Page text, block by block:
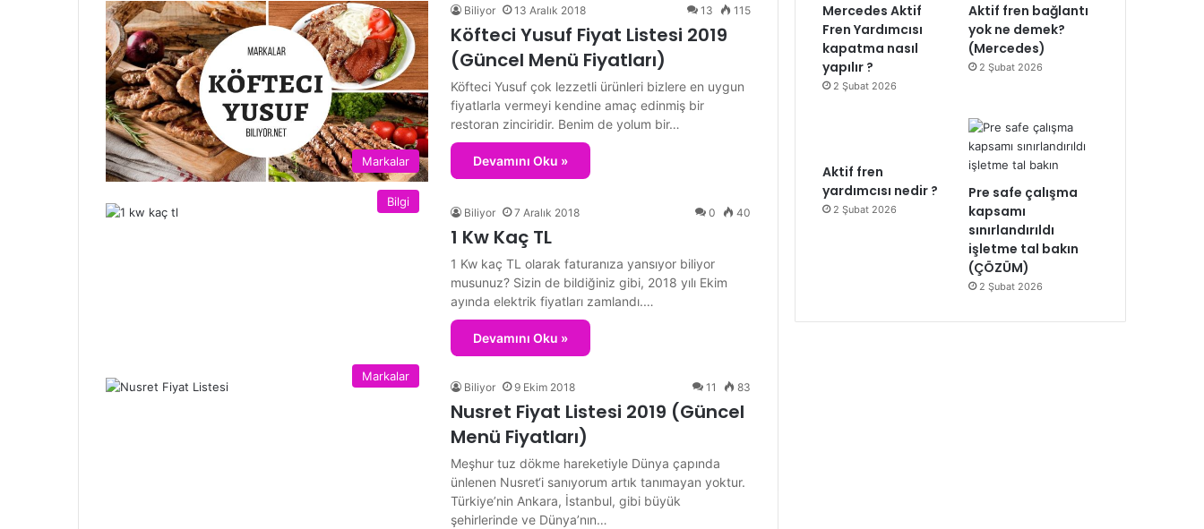
Markalar
Biliyor 13 Aralık 2018 13 115
Köfteci Yusuf Fiyat Listesi 2019
(Güncel Menü Fiyatları)
Köfteci Yusuf çok lezzetli ürünleri bizlere en uygun
fiyatlarla vermeyi kendine amaç edinmiş bir
restoran zinciridir. Benim de yolum bir…
Devamını Oku »
Bilgi
Biliyor 7 Aralık 2018 0 40
1 Kw Kaç TL
1 Kw kaç TL olarak faturanıza yansıyor biliyor
musunuz? Sizin de bildiğiniz gibi, 2018 yılı Ekim
ayında elektrik fiyatları zamlandı.…
Devamını Oku »
Markalar
Biliyor 9 Ekim 2018 11 83
Nusret Fiyat Listesi 2019 (Güncel
Menü Fiyatları)
Meşhur tuz dökme hareketiyle Dünya çapında
ünlenen Nusret‘i sanıyorum artık tanımayan yoktur.
Türkiye’nin Ankara, İstanbul, gibi büyük
şehirlerinde ve Dünya’nın…
Mercedes Aktif
Fren Yardımcısı
kapatma nasıl
yapılır ?
2 Şubat 2026
Aktif fren bağlantı
yok ne demek?
(Mercedes)
2 Şubat 2026
Aktif fren
yardımcısı nedir ?
2 Şubat 2026
Pre safe çalışma
kapsamı
sınırlandırıldı
işletme tal bakın
(ÇÖZÜM)
2 Şubat 2026